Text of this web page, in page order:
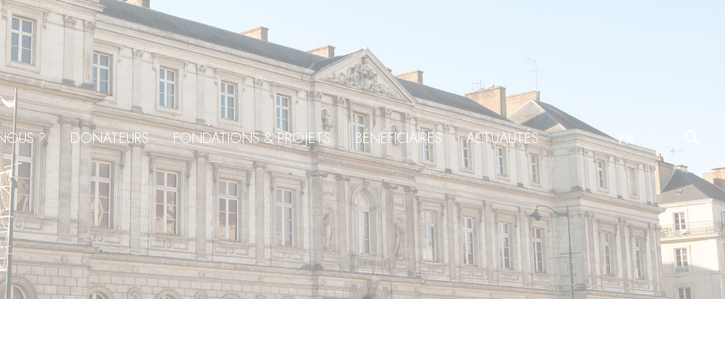
? DONATEURS FONDATIONS & PROJETS BÉNÉFICIAIRES ACTUALITÉS FR